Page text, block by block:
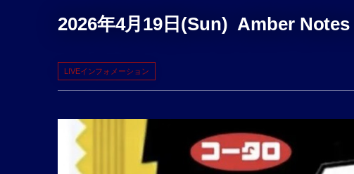
2026年4月19日(Sun) Amber
LIVEインフォメーション